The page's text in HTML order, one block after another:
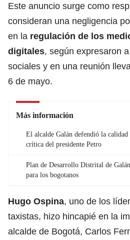
Este anuncio surge como
consideran una negligencia
en la regulación de los
digitales, según expresaron
sociales y en una reunión
6 de mayo.
Más información
El alcalde Galán defendió la calidad
crítica del presidente Petro
Plan de Desarrollo Distrital de
para los bogotanos
Hugo Ospina, uno de los
taxistas, hizo hincapié en la
alcalde de Bogotá, Carlos